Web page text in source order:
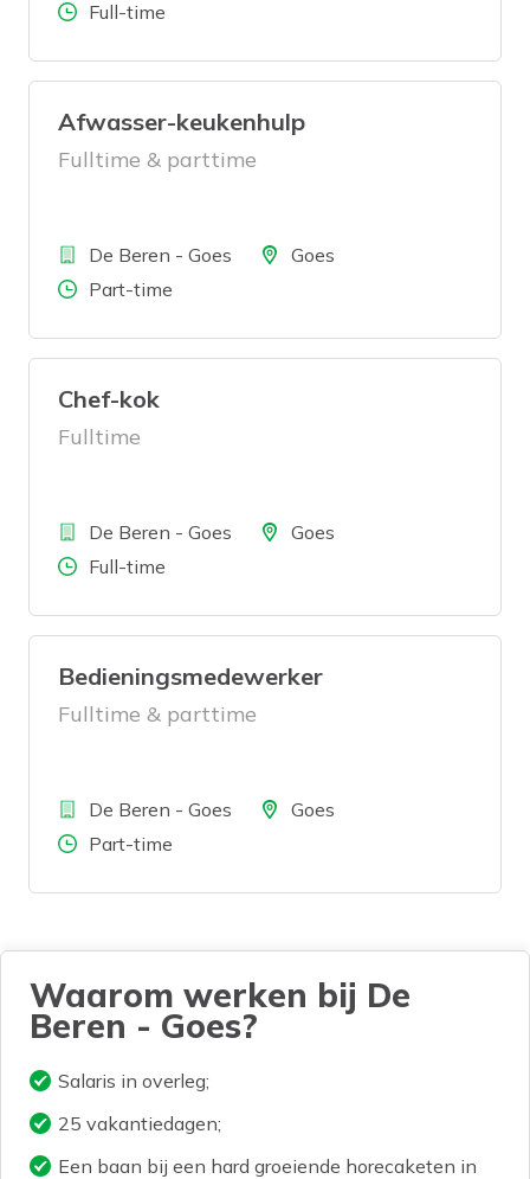
Aantal uren
Full-time
Afwasser-keukenhulp
Fulltime & parttime
BedrijfDe Beren - Goes LocatieGoes
Aantal uren
Part-time
Chef-kok
Fulltime
BedrijfDe Beren - Goes LocatieGoes
Aantal uren
Full-time
Bedieningsmedewerker
Fulltime & parttime
BedrijfDe Beren - Goes LocatieGoes
Aantal uren
Part-time
Waarom werken bij De
Beren - Goes?
Salaris in overleg;
25 vakantiedagen;
Een baan bij een hard groeiende horecaketen in